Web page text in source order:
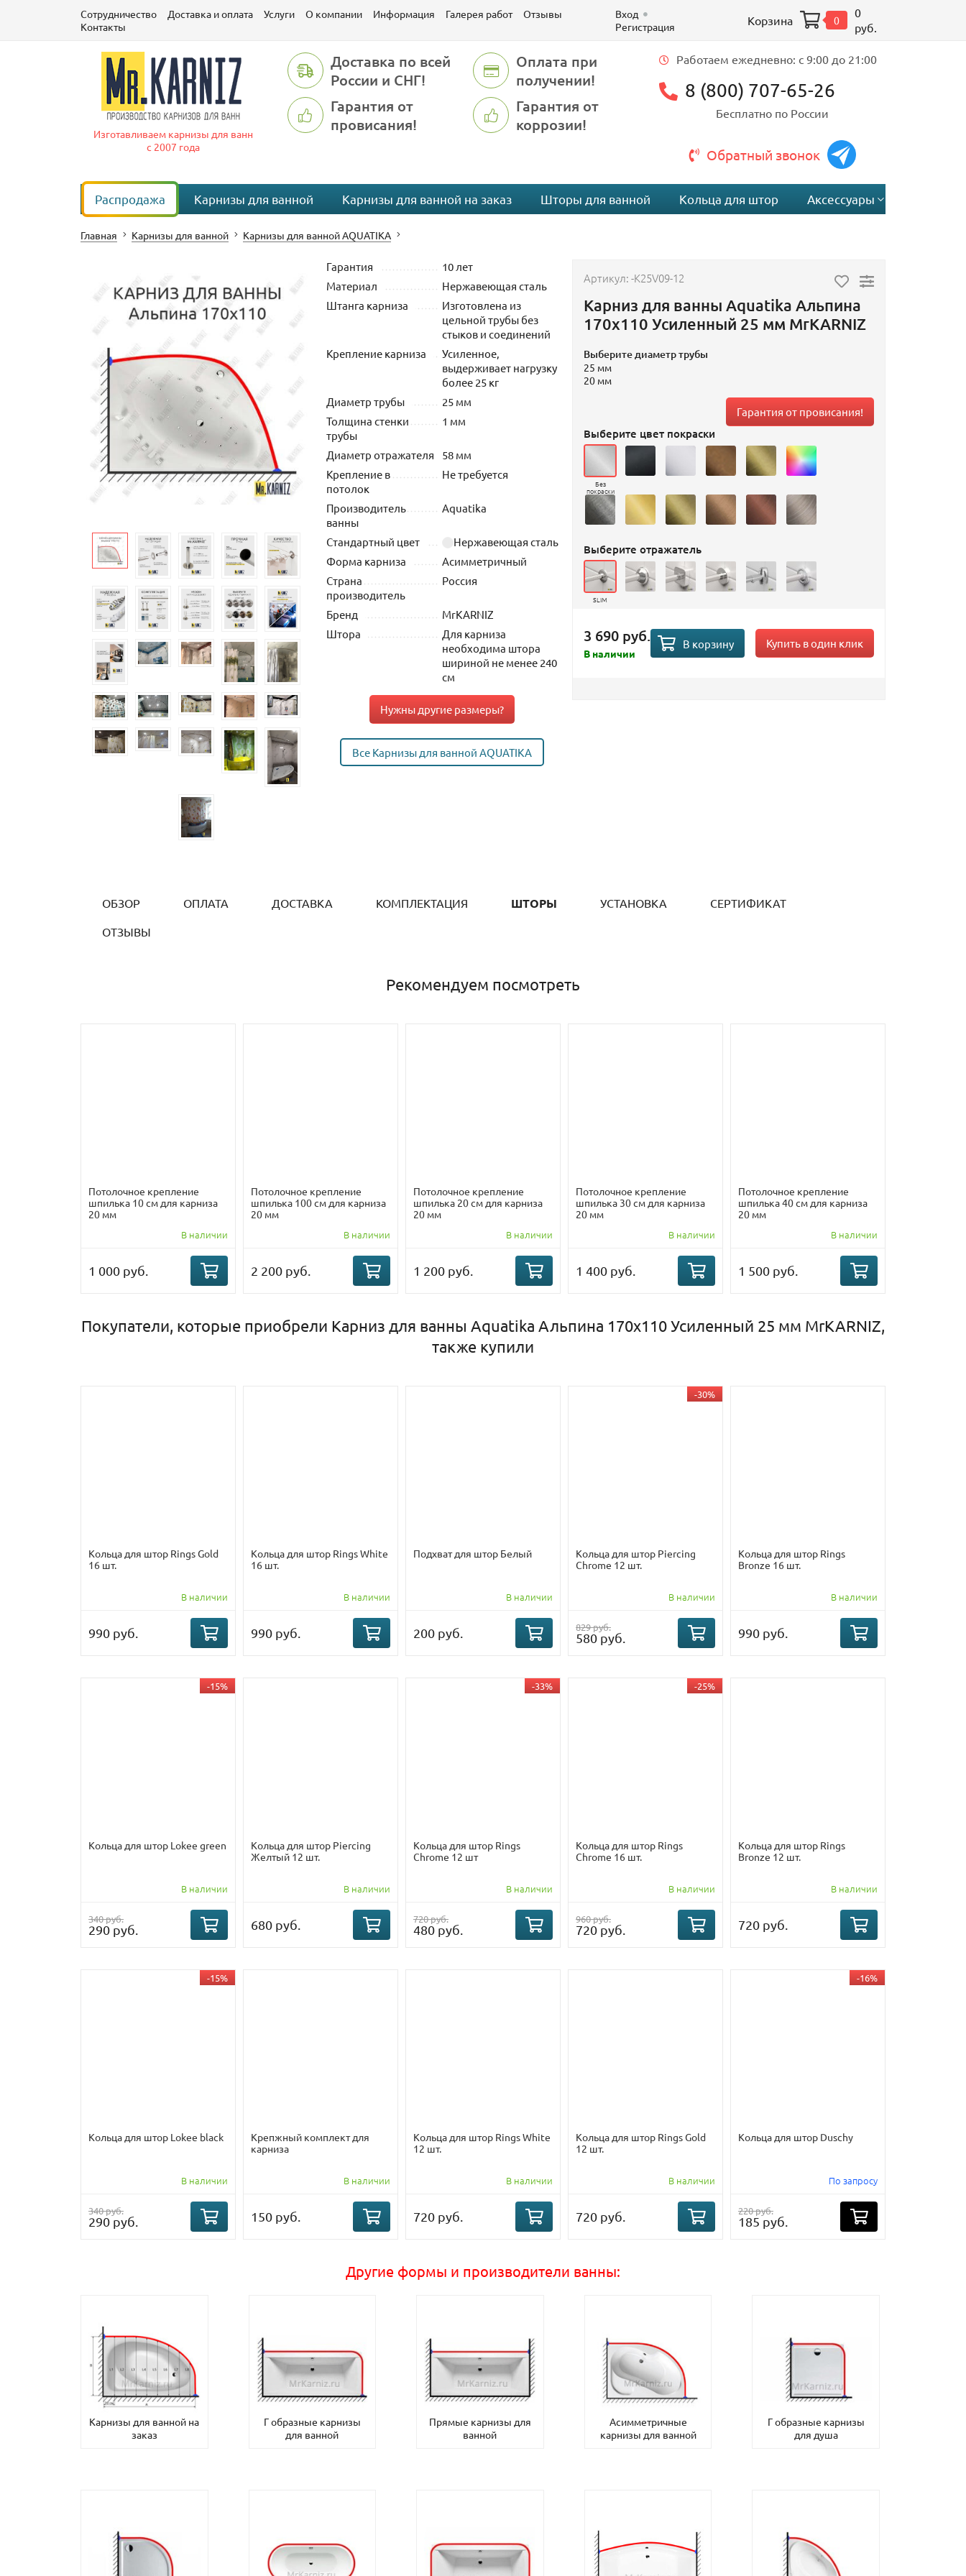
Сотрудничество Доставка и оплата Услуги О компании Информация Галерея работ
Отзывы
Контакты
Вход
Регистрация
Корзина 0
0
руб.
Изготавливаем карнизы для ванн
с 2007 года
Доставка по всей
России и СНГ!
Оплата при
получении!
Гарантия от
провисания!
Гарантия от
коррозии!
Работаем ежедневно: c 9:00 до 21:00
8 (800) 707-65-26
Бесплатно по России
Обратный звонок
Распродажа Карнизы для ванной Карнизы для ванной на заказ Шторы для ванной Кольца для штор Аксессуары
Главная Карнизы для ванной Карнизы для ванной AQUATIKA
Гарантия
10 лет
Материал
Нержавеющая сталь
Штанга карниза
Изготовлена из
цельной трубы без
стыков и соединений
Крепление карниза
Усиленное,
выдерживает нагрузку
более 25 кг
Диаметр трубы
25 мм
Толщина стенки
трубы
1 мм
Диаметр отражателя
58 мм
Крепление в
потолок
Не требуется
Производитель
ванны
Aquatika
Стандартный цвет
Нержавеющая сталь
Форма карниза
Асимметричный
Страна
производитель
Россия
Бренд
MrKARNIZ
Штора
Для карниза
необходима штора
шириной не менее 240
см
Нужны другие размеры?
Все Карнизы для ванной AQUATIKA
Артикул:-K25V09-12
Карниз для ванны Aquatika Альпина
170х110 Усиленный 25 мм MrKARNIZ
Выберите диаметр трубы
25 мм
20 мм
Гарантия от провисания!
Выберите цвет покраски
Без
покраски
Выберите отражатель
SLIM
3 690 руб.
В наличии
В корзину Купить в один клик
ОБЗОР ОПЛАТА ДОСТАВКА КОМПЛЕКТАЦИЯ ШТОРЫ УСТАНОВКА
СЕРТИФИКАТ
ОТЗЫВЫ
Рекомендуем посмотреть
Потолочное крепление
шпилька 10 см для карниза
20 мм
В наличии
1 000 руб.
Потолочное крепление
шпилька 100 см для карниза
20 мм
В наличии
2 200 руб.
Потолочное крепление
шпилька 20 см для карниза
20 мм
В наличии
1 200 руб.
Потолочное крепление
шпилька 30 см для карниза
20 мм
В наличии
1 400 руб.
Потолочное крепление
шпилька 40 см для карниза
20 мм
В наличии
1 500 руб.
Покупатели, которые приобрели Карниз для ванны Aquatika Альпина 170х110 Усиленный 25 мм MrKARNIZ,
также купили
Кольца для штор Rings Gold
16 шт.
В наличии
990 руб.
Кольца для штор Rings White
16 шт.
В наличии
990 руб.
Подхват для штор Белый
В наличии
200 руб.
-30%
Кольца для штор Piercing
Chrome 12 шт.
В наличии
829 руб.
580 руб.
Кольца для штор Rings
Bronze 16 шт.
В наличии
990 руб.
-15%
Кольца для штор Lokee green
В наличии
340 руб.
290 руб.
Кольца для штор Piercing
Желтый 12 шт.
В наличии
680 руб.
-33%
Кольца для штор Rings
Chrome 12 шт
В наличии
720 руб.
480 руб.
-25%
Кольца для штор Rings
Chrome 16 шт.
В наличии
960 руб.
720 руб.
Кольца для штор Rings
Bronze 12 шт.
В наличии
720 руб.
-15%
Кольца для штор Lokee black
В наличии
340 руб.
290 руб.
Крепжный комплект для
карниза
В наличии
150 руб.
Кольца для штор Rings White
12 шт.
В наличии
720 руб.
Кольца для штор Rings Gold
12 шт.
В наличии
720 руб.
-16%
Кольца для штор Duschy
По запросу
220 руб.
185 руб.
Другие формы и производители ванны:
Карнизы для ванной на
заказ
Г образные карнизы
для ванной
Прямые карнизы для
ванной
Асимметричные
карнизы для ванной
Г образные карнизы
для душа